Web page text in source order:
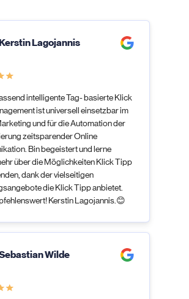
Lagojannis
intelligente Tag- basierte Klick
ist universell einsetzbar im
und für die Automation der
zeitsparender Online
Bin begeistert und lerne
über die Möglichkeiten Klick Tipp
dank der vielseitigen
die Klick Tipp anbietet.
Kerstin Lagojannis.😊
Wilde